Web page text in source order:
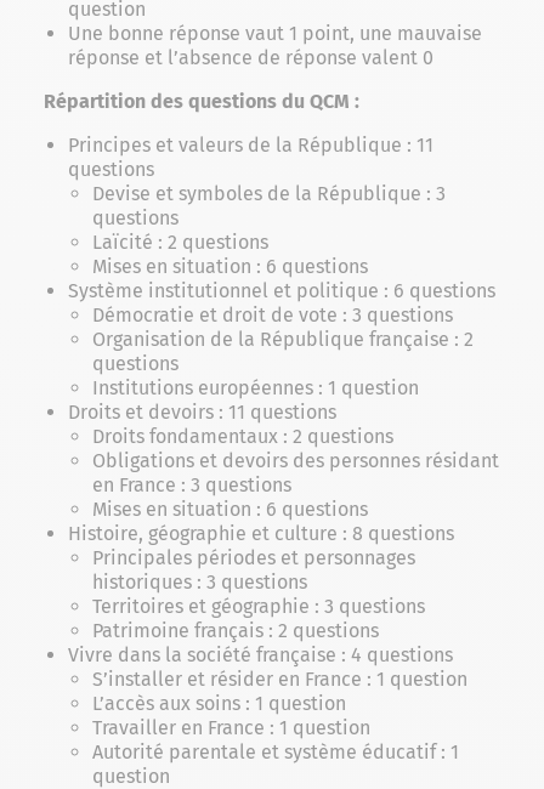
question
Une bonne réponse vaut 1 point, une mauvaise
réponse et l’absence de réponse valent 0
Répartition des questions du QCM :
Principes et valeurs de la République : 11
questions
Devise et symboles de la République : 3
questions
Laïcité : 2 questions
Mises en situation : 6 questions
Système institutionnel et politique : 6 questions
Démocratie et droit de vote : 3 questions
Organisation de la République française : 2
questions
Institutions européennes : 1 question
Droits et devoirs : 11 questions
Droits fondamentaux : 2 questions
Obligations et devoirs des personnes résidant
en France : 3 questions
Mises en situation : 6 questions
Histoire, géographie et culture : 8 questions
Principales périodes et personnages
historiques : 3 questions
Territoires et géographie : 3 questions
Patrimoine français : 2 questions
Vivre dans la société française : 4 questions
S’installer et résider en France : 1 question
L’accès aux soins : 1 question
Travailler en France : 1 question
Autorité parentale et système éducatif : 1
question